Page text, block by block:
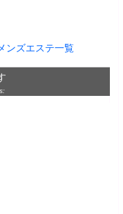
ンズエステ一覧